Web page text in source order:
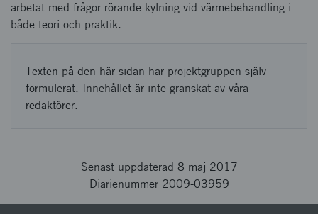
arbetat med frågor rörande kylning vid värmebehandling i
både teori och praktik.
Texten på den här sidan har projektgruppen själv
formulerat. Innehållet är inte granskat av våra
redaktörer.
Senast uppdaterad 8 maj 2017
Diarienummer 2009-03959